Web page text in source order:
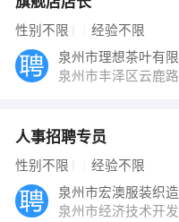
何小姐、林
陈先生 发布
【安溪县英
性别不限 经验不限
泉州市理想茶叶有
泉州市丰泽区云鹿
人事招聘专员
性别不限 经验不限
泉州市宏澳服装织
泉州市经济技术开